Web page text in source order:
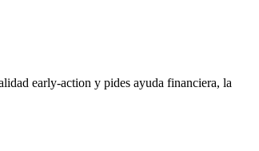
early-action y pides ayuda financiera, la